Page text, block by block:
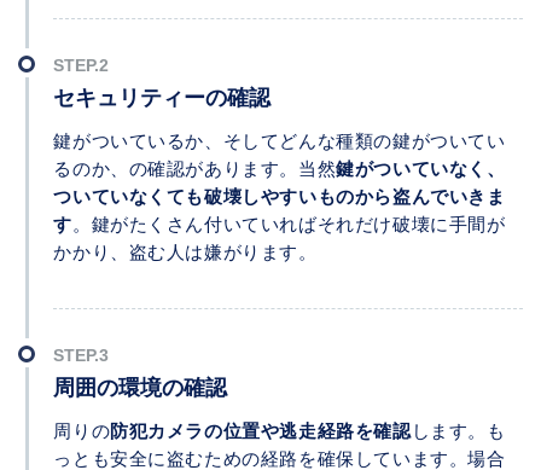
セキュリティーの確認
鍵がついているか、そしてどんな種類の鍵がついてい
るのか、の確認があります。当然鍵がついていなく、
ついていなくても破壊しやすいものから盗んでいきま
す。鍵がたくさん付いていればそれだけ破壊に手間が
かかり、盗む人は嫌がります。
周囲の環境の確認
周りの防犯カメラの位置や逃走経路を確認 します。も
っとも安全に盗むための経路を確保しています。場合